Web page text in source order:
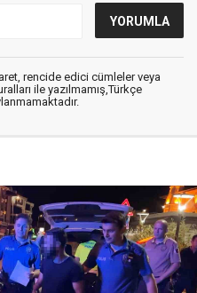
rencide edici cümleler veya
ile yazılmamış,Türkçe